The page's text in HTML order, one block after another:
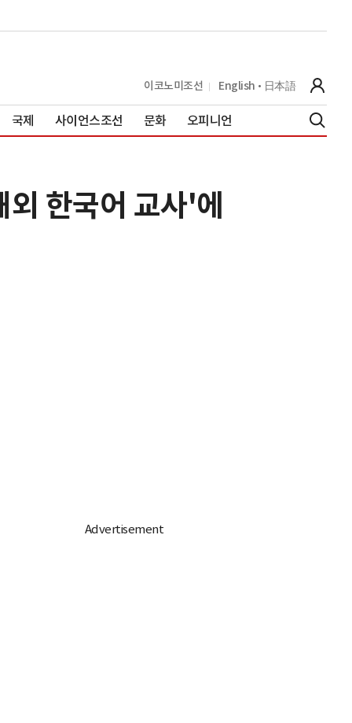
이코노미조선 English 日本語
국제 사이언스조선 문화 오피니언
한국어 교사'에